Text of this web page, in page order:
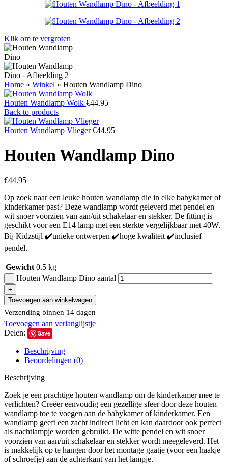
Klik om te vergroten
Home » Winkel » Houten Wandlamp Dino
Houten Wandlamp Wolk €44.95
Back to products
Houten Wandlamp Vlieger€44.95
Houten Wandlamp Dino
€44.95
Op zoek naar een leuke houten wandlamp die in elke babykamer of
kinderkamer past? Deze wandlamp wordt geleverd met pendel en
wit snoer voorzien van aan/uit schakelaar en stekker. De fitting is
geschikt voor een E14 lamp met een sterkte vergelijkbaar met 40W.
Bij Kidzstijl ✔️unieke ontwerpen ✔️hoge kwaliteit ✔️inclusief
pendel.
Gewicht 0.5 kg
Houten Wandlamp Dino aantal
Toevoegen aan winkelwagen
Verzending binnen 14 dagen
Toevoegen aan verlanglijstje
Delen:
Save
Beschrijving
Beoordelingen (0)
Beschrijving
Zoek je een prachtige houten wandlamp om de kinderkamer mee te
verlichten? Creëer eenvoudig een gezellige sfeer door deze houten
wandlamp toe te voegen aan de babykamer of kinderkamer. Een
wandlamp geeft een zacht indirect licht en kan daardoor ook perfect
als nachtlampje worden gebruikt. De witte pendel en wit snoer
voorzien van aan/uit schakelaar en stekker wordt meegeleverd. Het
is makkelijk op te hangen door het montage gaatje (voor een haakje
of schroefje) aan de achterkant van het lampje.